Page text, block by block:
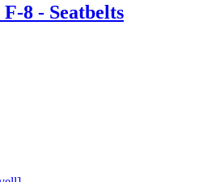
8 - Seatbelts